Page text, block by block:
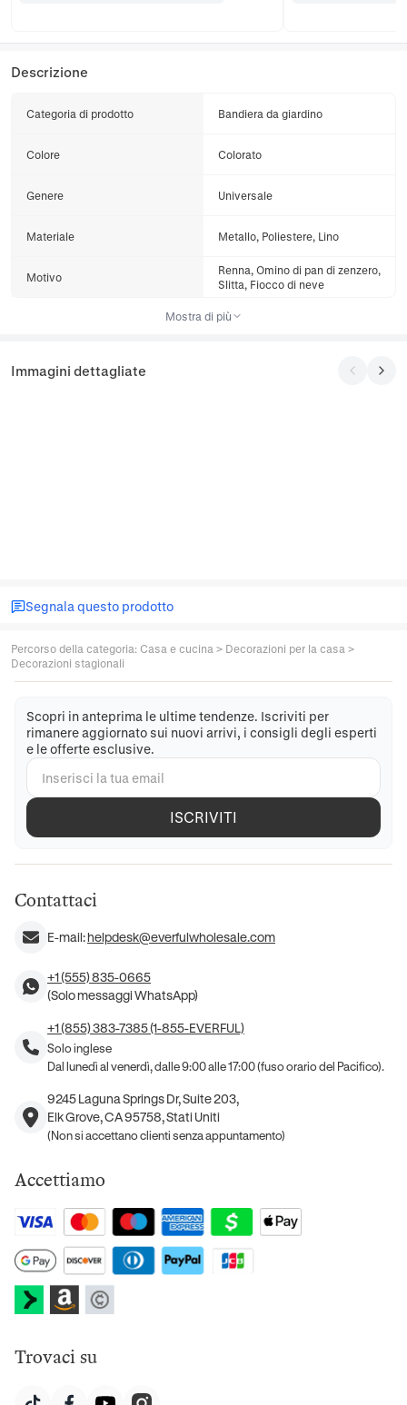
Descrizione
Categoria di prodotto Bandiera da giardino
Colore Colorato
Genere Universale
Materiale Metallo, Poliestere, Lino
Motivo
Renna, Omino di pan di zenzero,
Slitta, Fiocco di neve
Mostra di più
Immagini dettagliate
Segnala questo prodotto
Percorso della categoria: Casa e cucina > Decorazioni per la casa >
Decorazioni stagionali
Scopri in anteprima le ultime tendenze. Iscriviti per
rimanere aggiornato sui nuovi arrivi, i consigli degli esperti
e le offerte esclusive.
ISCRIVITI
Contattaci
E-mail:helpdesk@everfulwholesale.com
+1 (555) 835-0665
(Solo messaggi WhatsApp)
+1 (855) 383-7385 (1-855-EVERFUL)
Solo inglese
Dal lunedì al venerdì, dalle 9:00 alle 17:00 (fuso orario del Pacifico).
9245 Laguna Springs Dr, Suite 203,
Elk Grove, CA 95758, Stati Uniti
(Non si accettano clienti senza appuntamento)
Accettiamo
Trovaci su